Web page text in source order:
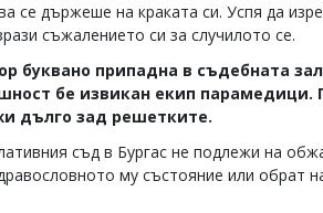
се държеше на краката си. Успя да
съжалението си за случилото се.
буквано припадна в съдебната
бе извикан екип
дълго зад решетките.
съд в Бургас не подлежи на
му състояние или обрат